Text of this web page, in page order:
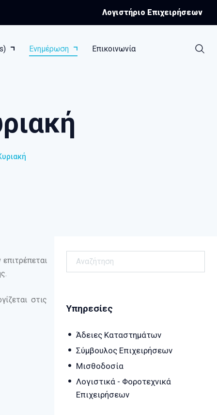
Λογιστήριο Επιχειρήσεων
Ενημέρωση Επικοινωνία
στις
Αναζήτηση
Υπηρεσίες
Άδειες Καταστημάτων
Σύμβουλος Επιχειρήσεων
Μισθοδοσία
Λογιστικά - Φοροτεχνικά
Επιχειρήσεων